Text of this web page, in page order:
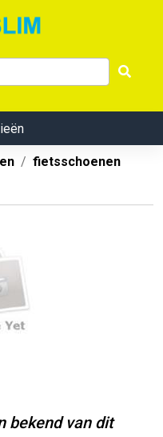
fietsschoenen
bekend van dit